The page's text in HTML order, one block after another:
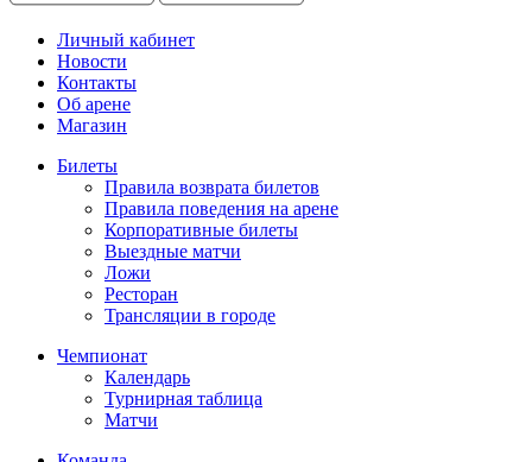
Личный кабинет
Новости
Контакты
Об арене
Магазин
Билеты
Правила возврата билетов
Правила поведения на арене
Корпоративные билеты
Выездные матчи
Ложи
Ресторан
Трансляции в городе
Чемпионат
Календарь
Турнирная таблица
Матчи